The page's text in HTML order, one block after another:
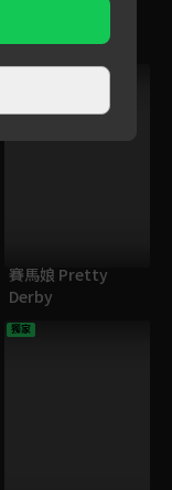
賽馬娘 Pretty
Derby
獨家